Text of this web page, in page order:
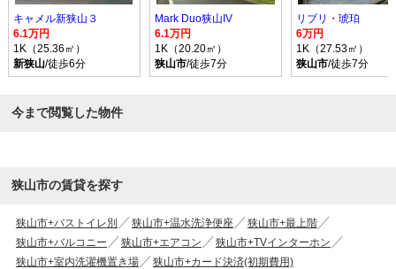
キャメル新狭山３
6.1万円
1K（25.36㎡）
新狭山/徒歩6分
Mark Duo狭山IV
6.1万円
1K（20.20㎡）
狭山市/徒歩7分
リブリ・琥珀
6万円
1K（27.53㎡）
狭山市/徒歩7分
今まで閲覧した物件
狭山市の賃貸を探す
狭山市+バストイレ別 狭山市+温水洗浄便座
狭山市+最上階
狭山市+バルコニー
狭山市+エアコン
狭山市+TVインターホン
狭山市+室内洗濯機置き場
狭山市+カード決済(初期費用)